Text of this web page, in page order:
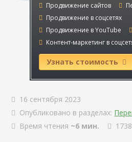
Продвижение сайтов
Продвижение в соцсетях
Продвижение в YouTube
Контент-маркетинг в
Узнать стоимость
16 сентября 2023
Опубликовано в разделах:
Время чтения ~6 мин. 1738